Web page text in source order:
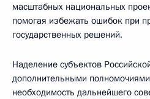
масштабных национальных
помогая избежать ошибок при
государственных решений.
Наделение субъектов
дополнительными
необходимость дальнейшего